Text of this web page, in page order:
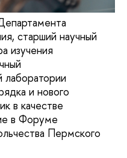
старший научный
изучения
и нового
в качестве
в Форуме
Пермского